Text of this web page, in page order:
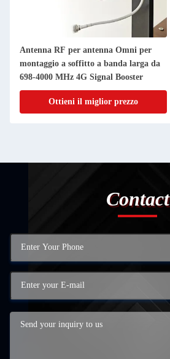
Antenna RF per antenna Omni per
montaggio a soffitto a banda larga da
698-4000 MHz 4G Signal Booster
Ottieni il miglior prezzo
Contact